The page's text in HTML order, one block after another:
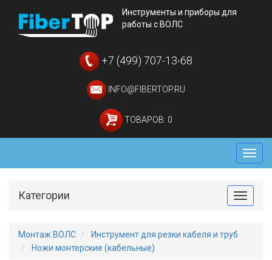
Инструменты и приборы для
работы с ВОЛС
+7 (499) 707-13-68
INFO@FIBERTOP.RU
ТОВАРОВ: 0
Меню
Toggle
Категории
Монтаж ВОЛС
Инструмент для резки кабеля и труб
Ножи монтерские (кабельные)